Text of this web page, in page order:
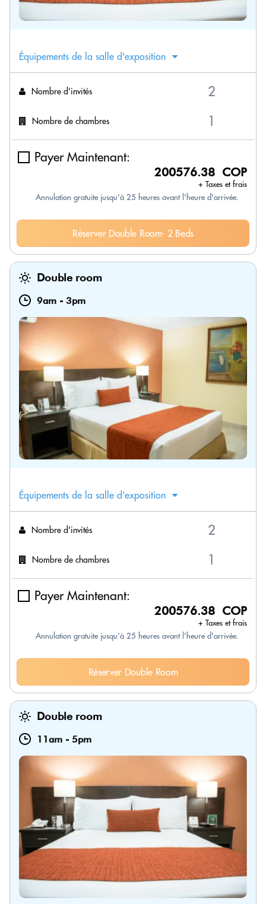
Équipements de la salle d'exposition
Nombre d'invités
Nombre de chambres
Payer Maintenant:
200576.38 COP
+ Taxes et frais
Annulation gratuite jusqu'à 25 heures avant l'heure d'arrivée.
Réserver Double Room- 2 Beds
Double room
9am - 3pm
Équipements de la salle d'exposition
Nombre d'invités
Nombre de chambres
Payer Maintenant:
200576.38 COP
+ Taxes et frais
Annulation gratuite jusqu'à 25 heures avant l'heure d'arrivée.
Réserver Double Room
Double room
11am - 5pm